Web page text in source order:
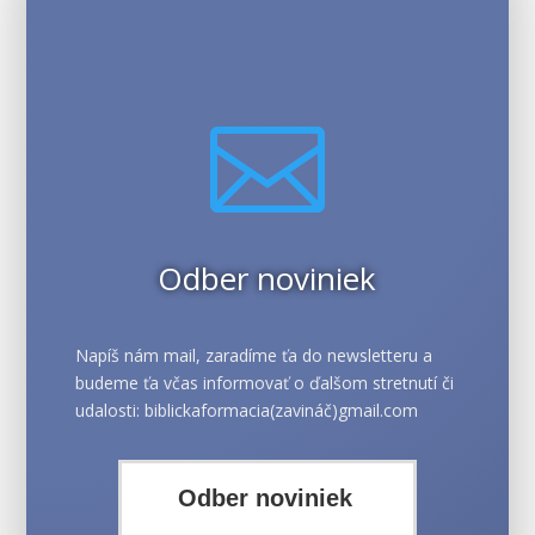

Odber noviniek
Napíš nám mail, zaradíme ťa do newsletteru a
budeme ťa včas informovať o ďalšom stretnutí či
udalosti: biblickaformacia(zavináč)gmail.com
Odber noviniek